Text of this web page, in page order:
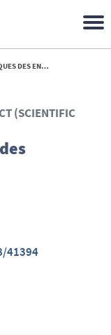
EN EUROPE - 2008
(SCIENTIFIC
41394